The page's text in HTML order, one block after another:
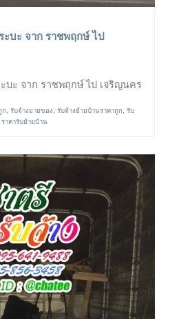
ะบะ จาก ราชพฤกษ์ ไป
บะ จาก ราชพฤกษ์ ไป เจริญนคร
ก รับจ้างยายของ รับจ้างย้ายบ้านราคาถูก
รับ
ราคารับย้ายบ้าน